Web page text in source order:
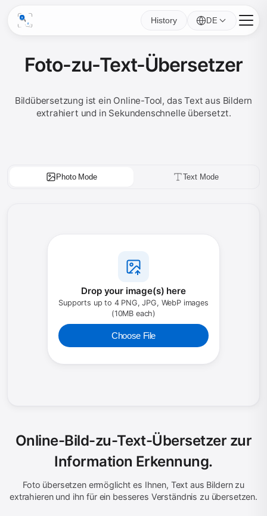
History DE
Foto-zu-Text-Übersetzer
Bildübersetzung ist ein Online-Tool, das Text aus Bildern
extrahiert und in Sekundenschnelle übersetzt.
Photo Mode Text Mode
Drop your image(s) here
Supports up to 4 PNG, JPG, WebP images
(10MB each)
Choose File
Online-Bild-zu-Text-Übersetzer zur
Information Erkennung.
Foto übersetzen ermöglicht es Ihnen, Text aus Bildern zu
extrahieren und ihn für ein besseres Verständnis zu übersetzen.